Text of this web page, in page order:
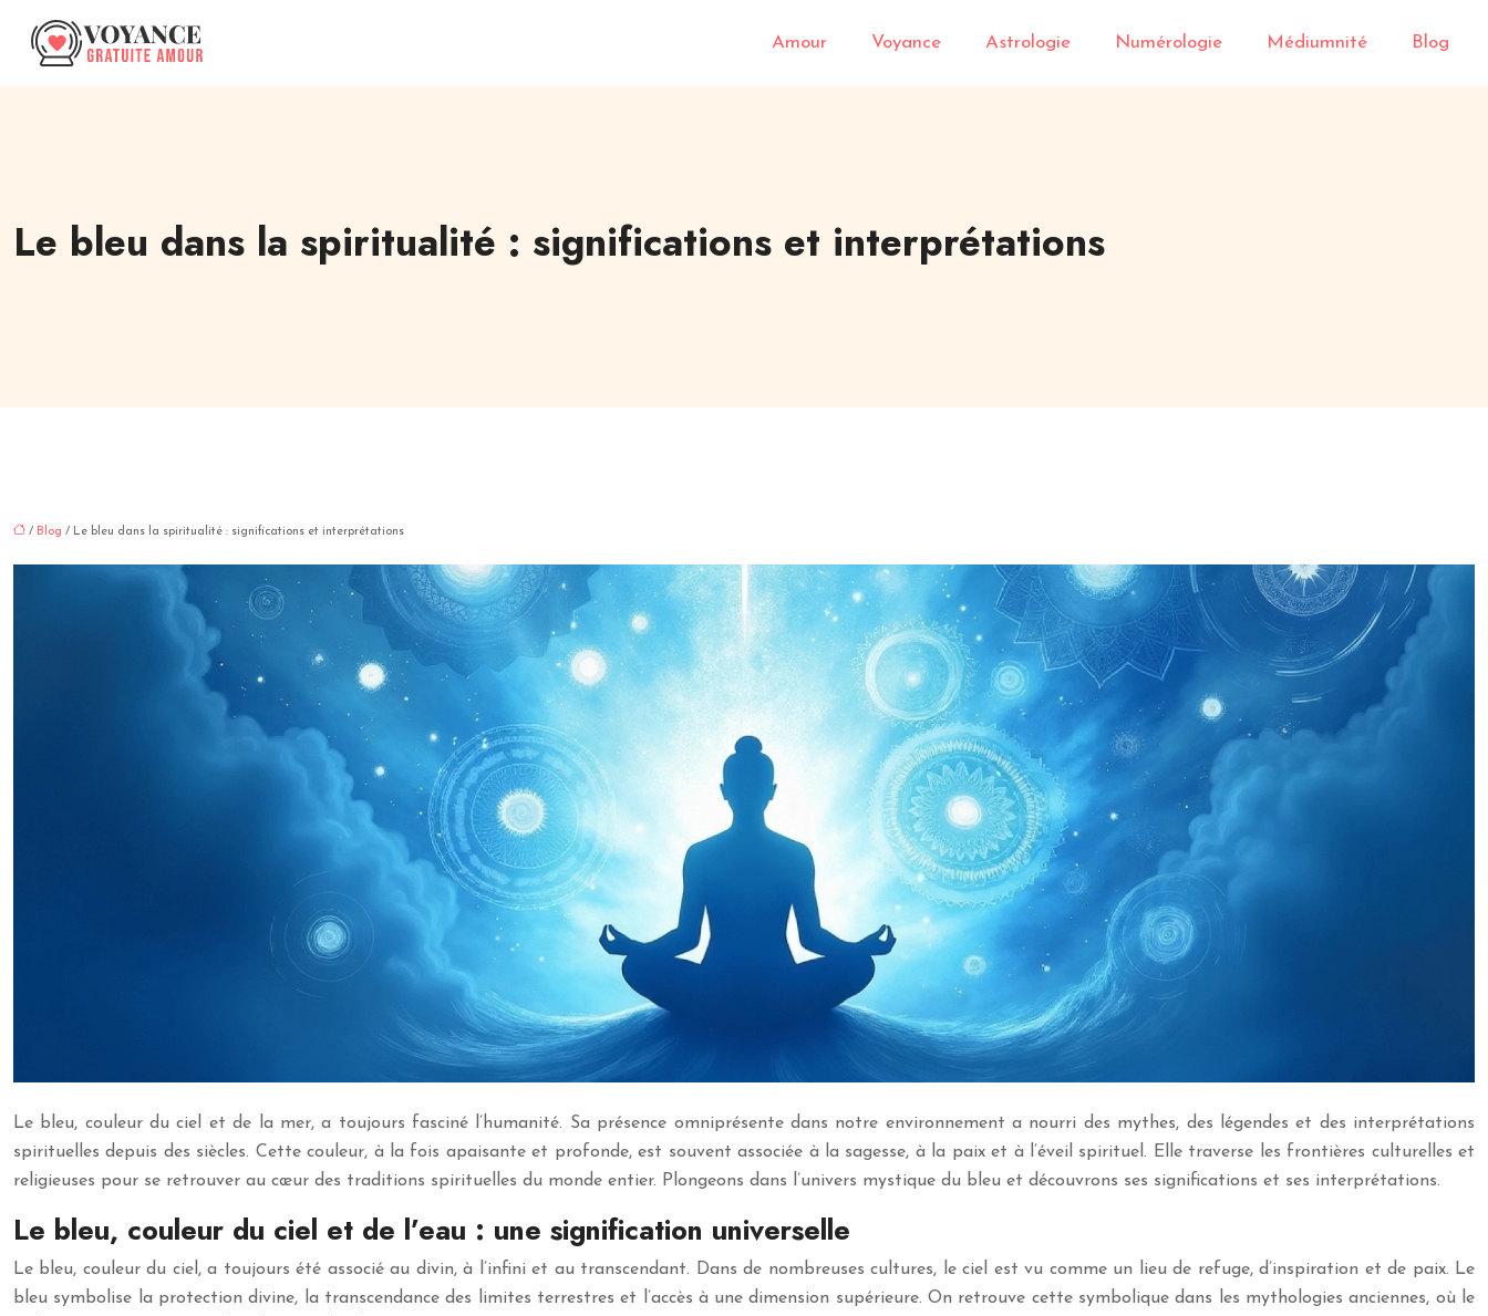
Amour Voyance Astrologie Numérologie Médiumnité Blog
Le bleu dans la spiritualité : significations et interprétations
/ Blog / Le bleu dans la spiritualité : significations et interprétations
Le bleu, couleur du ciel et de la mer, a toujours fasciné l’humanité. Sa présence omniprésente dans notre environnement a nourri des mythes, des légendes et des interprétations
spirituelles depuis des siècles. Cette couleur, à la fois apaisante et profonde, est souvent associée à la sagesse, à la paix et à l’éveil spirituel. Elle traverse les frontières culturelles et
religieuses pour se retrouver au cœur des traditions spirituelles du monde entier. Plongeons dans l’univers mystique du bleu et découvrons ses significations et ses interprétations.
Le bleu, couleur du ciel et de l’eau : une signification universelle
Le bleu, couleur du ciel, a toujours été associé au divin, à l’infini et au transcendant. Dans de nombreuses cultures, le ciel est vu comme un lieu de refuge, d’inspiration et de paix. Le
bleu symbolise la protection divine, la transcendance des limites terrestres et l’accès à une dimension supérieure. On retrouve cette symbolique dans les mythologies anciennes, où le